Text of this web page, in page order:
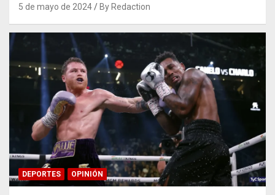
5 de mayo de 2024 By Redaction
DEPORTES OPINIÓN